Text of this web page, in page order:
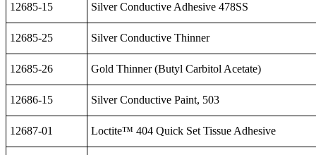
12685-15 Silver Conductive Adhesive 478SS
12685-25 Silver Conductive Thinner
12685-26 Gold Thinner (Butyl Carbitol Acetate)
12686-15 Silver Conductive Paint, 503
12687-01 Loctite™ 404 Quick Set Tissue Adhesive